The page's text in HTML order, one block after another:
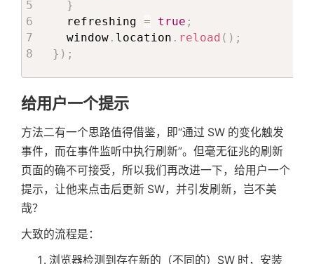
首
签
关
}
  refreshing
= true ;
  window
. location . reload ( ) ;
} ) ;
给用户一个提示
方法二有一个思路值得借鉴，即“通过 SW 的变化触发
事件，而在事件监听中执行刷新”。但毫无征兆的刷新
页面的确不可接受，所以我们再改进一下，给用户一个
提示，让他来点击后更新 SW，并引发刷新，岂不美
哉？
大致的流程是：
浏览器检测到存在新的（不同的）SW 时，安装